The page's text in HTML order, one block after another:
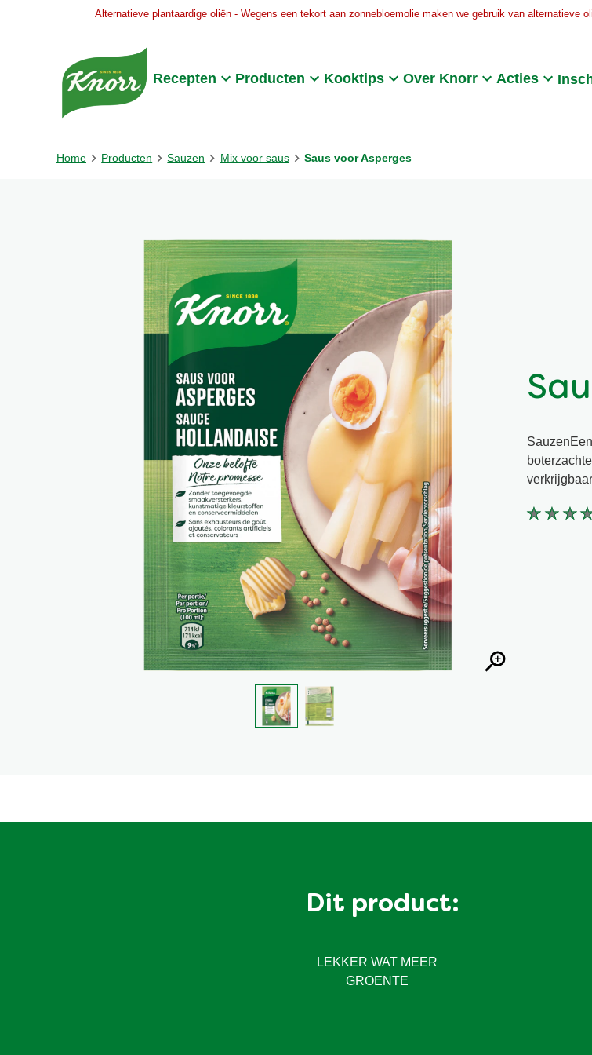
Alternatieve plantaardige oliën - Wegens een tekort aan zonnebloemolie maken we gebruik van alternatieve
Recepten Producten Kooktips Over Knorr Acties
Home Producten Sauzen Mix voor saus Saus voor Asperges
Geen
Dit product:
LEKKER WAT MEER
GROENTE